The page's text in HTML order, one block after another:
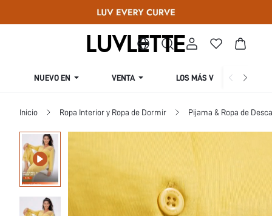
NUEVO EN VENTA LOS MÁS VENDIDOS
Inicio Ropa Interior y Ropa de Dormir Pijama & Ropa de